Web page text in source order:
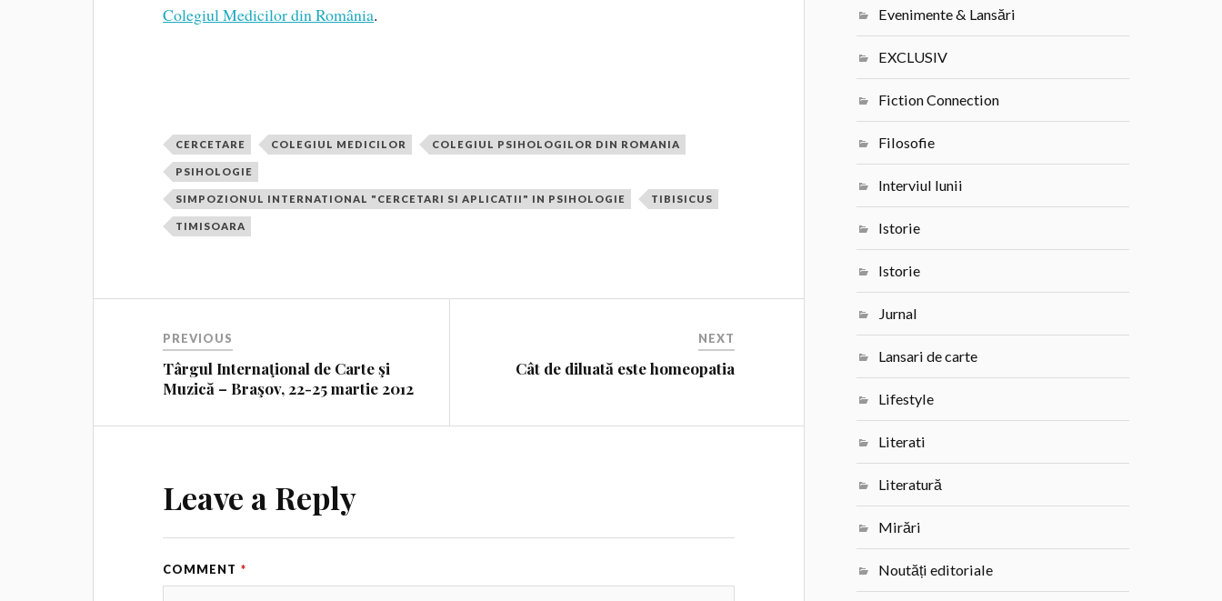
Colegiul Medicilor din România.
CERCETARE COLEGIUL MEDICILOR COLEGIUL PSIHOLOGILOR DIN ROMANIA
PSIHOLOGIE
SIMPOZIONUL INTERNATIONAL "CERCETARI SI APLICATII" IN PSIHOLOGIE TIBISICUS
TIMISOARA
PREVIOUS
Târgul Internaţional de Carte şi
Muzică – Braşov, 22-25 martie 2012
NEXT
Cât de diluată este homeopatia
Leave a Reply
COMMENT *
Evenimente & Lansări
EXCLUSIV
Fiction Connection
Filosofie
Interviul lunii
Istorie
Istorie
Jurnal
Lansari de carte
Lifestyle
Literati
Literatură
Mirări
Noutăți editoriale